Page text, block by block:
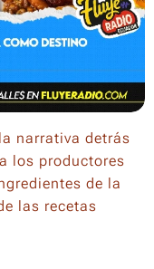
narrativa detrás
los productores
de la
las recetas